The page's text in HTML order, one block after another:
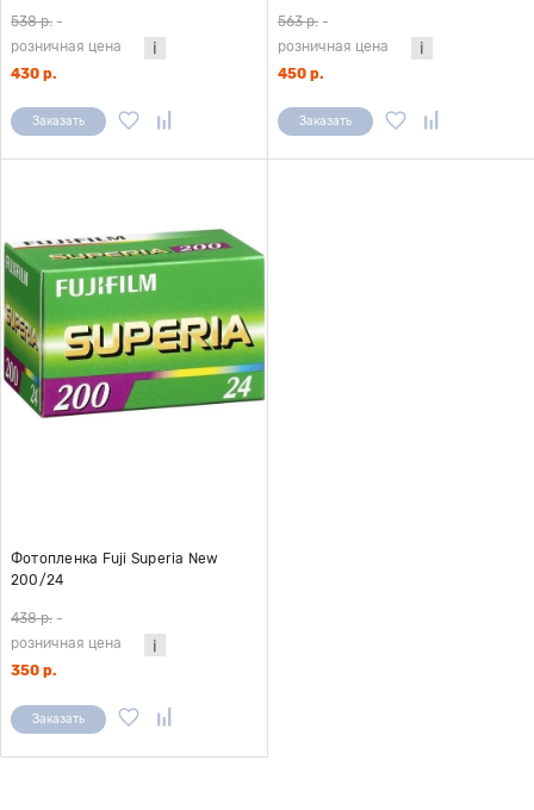
538 р. -
розничная цена
430 р.
Заказать
563 р. -
розничная цена
450 р.
Заказать
Фотопленка Fuji Superia New
200/24
438 р. -
розничная цена
350 р.
Заказать